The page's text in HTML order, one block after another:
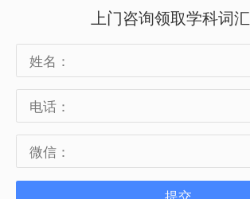
考试时间
2025年5月10日（周六）下午
考试地点
上门咨询领取学科词